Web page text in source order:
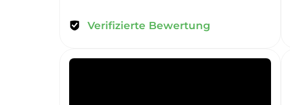
Verifizierte Bewertung